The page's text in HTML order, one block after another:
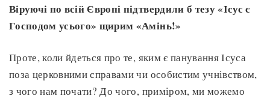
Віруючі по всій Європі підтвердили б тезу «Ісус є
Господом усього» щирим «Амінь!»
Проте, коли йдеться про те, яким є панування Ісуса
поза церковними справами чи особистим учнівством,
з чого нам почати? До чого, приміром, ми можемо